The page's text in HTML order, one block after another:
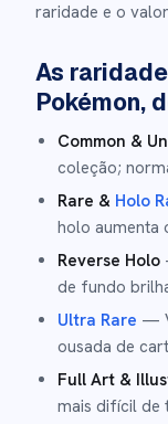
raridade e o
As
Pokémon,
Common &
coleção;
Rare & Holo
holo aumenta
Reverse Holo
de fundo
Ultra Rare —
ousada de
Full Art &
mais difícil de